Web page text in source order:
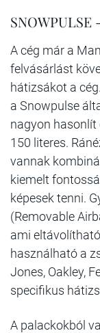
A cég már a
felvásárlást
hátizsákot a
a Snowpulse
nagyon hasonlít
150 literes.
vannak
kiemelt
képesek tenni.
(Removable
ami
használható a
Jones, Oakley,
specifikus
A palackokból